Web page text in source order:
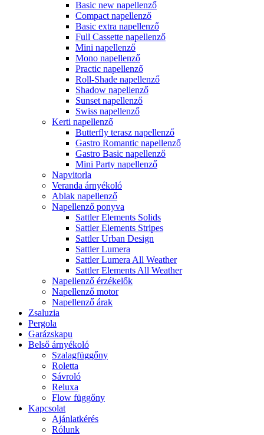
Basic new napellenző
Compact napellenző
Basic extra napellenző
Full Cassette napellenző
Mini napellenző
Mono napellenző
Practic napellenző
Roll-Shade napellenző
Shadow napellenző
Sunset napellenző
Swiss napellenző
Kerti napellenző
Butterfly terasz napellenző
Gastro Romantic napellenző
Gastro Basic napellenző
Mini Party napellenző
Napvitorla
Veranda árnyékoló
Ablak napellenző
Napellenző ponyva
Sattler Elements Solids
Sattler Elements Stripes
Sattler Urban Design
Sattler Lumera
Sattler Lumera All Weather
Sattler Elements All Weather
Napellenző érzékelők
Napellenző motor
Napellenző árak
Zsaluzia
Pergola
Garázskapu
Belső árnyékoló
Szalagfüggőny
Roletta
Sávroló
Reluxa
Flow függőny
Kapcsolat
Ajánlatkérés
Rólunk